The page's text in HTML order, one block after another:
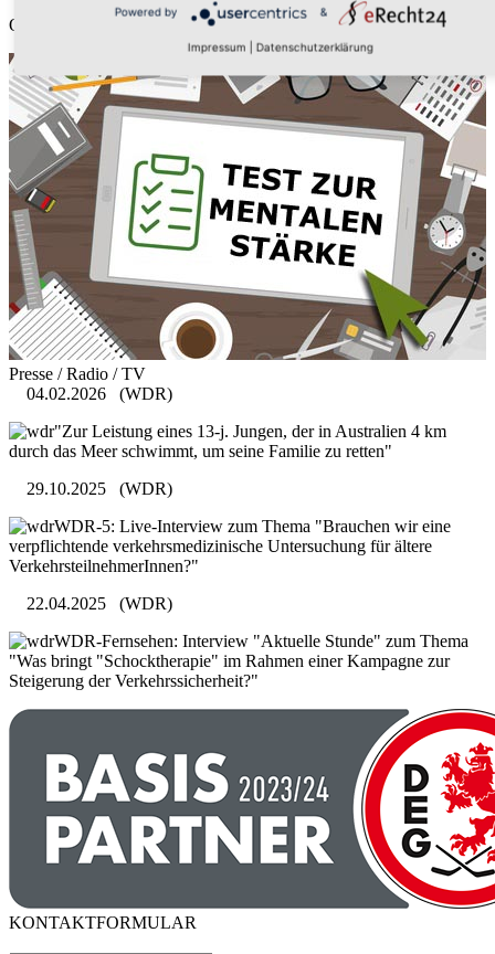
Onlineveranstaltung "Praxis der Sportpsychologie"
Presse / Radio / TV
04.02.2026
(WDR)
"Zur Leistung eines 13-j. Jungen, der in Australien 4 km
durch das Meer schwimmt, um seine Familie zu retten"
29.10.2025
(WDR)
WDR-5: Live-Interview zum Thema "Brauchen wir eine
verpflichtende verkehrsmedizinische Untersuchung für ältere
VerkehrsteilnehmerInnen?"
22.04.2025
(WDR)
WDR-Fernsehen: Interview "Aktuelle Stunde" zum Thema
"Was bringt "Schocktherapie" im Rahmen einer Kampagne zur
Steigerung der Verkehrssicherheit?"
KONTAKTFORMULAR
Powered by &
Impressum Datenschutzerklärung